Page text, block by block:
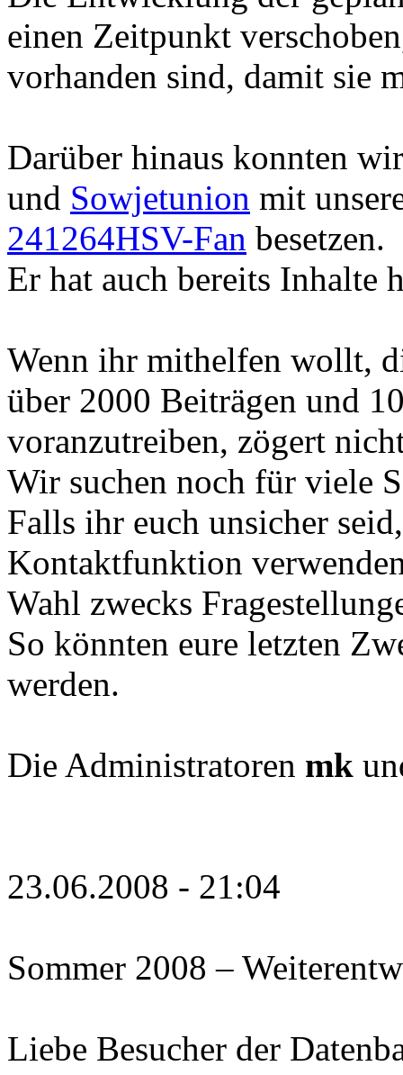
einen Zeitpunkt
vorhanden sind, damit sie
Darüber hinaus konnten
und Sowjetunion mit
241264HSV-Fan besetzen.
Er hat auch bereits Inhalte
Wenn ihr mithelfen wollt,
über 2000 Beiträgen und
voranzutreiben, zögert
Wir suchen noch für viele
Falls ihr euch unsicher
Kontaktfunktion
Wahl zwecks
So könnten eure letzten
werden.
Die Administratoren mk
23.06.2008 - 21:04
Sommer 2008 –
Liebe Besucher der